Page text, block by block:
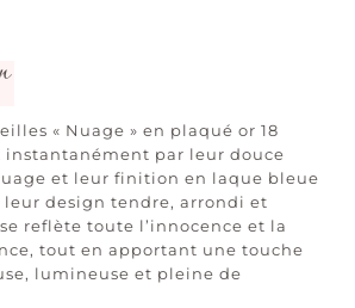
« Nuage » en plaqué or 18
instantanément par leur douce
et leur finition en laque bleue
leur design tendre, arrondi et
reflète toute l’innocence et la
tout en apportant une touche
lumineuse et pleine de